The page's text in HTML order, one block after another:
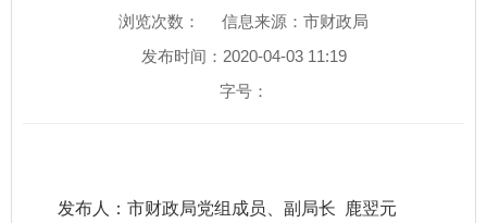
浏览次数：
信息来源：市财政局
发布时间：2020-04-03 11:19
字号：
发布人：市财政局党组成员、副局长 鹿翌元